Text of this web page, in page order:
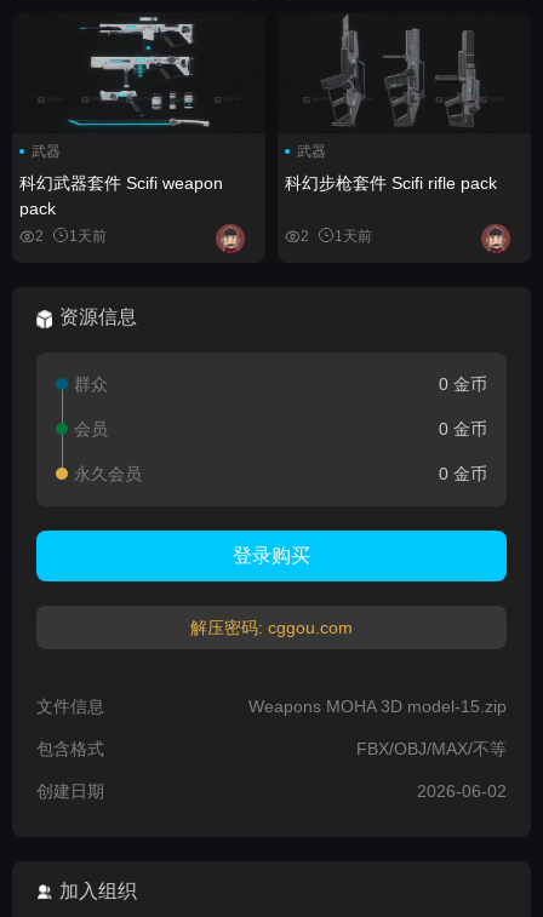
武器
科幻武器套件 Scifi weapon
pack
2 1天前
武器
科幻步枪套件 Scifi rifle pack
2 1天前
资源信息
群众 0 金币
会员 0 金币
永久会员 0 金币
登录购买
解压密码: cggou.com
文件信息 Weapons MOHA 3D model-15.zip
包含格式 FBX/OBJ/MAX/不等
创建日期 2026-06-02
加入组织